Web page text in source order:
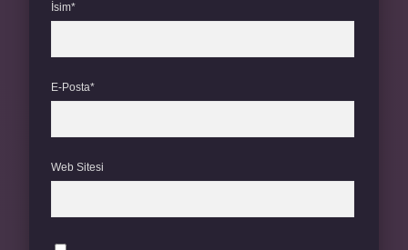
İsim*
E-Posta*
Web Sitesi